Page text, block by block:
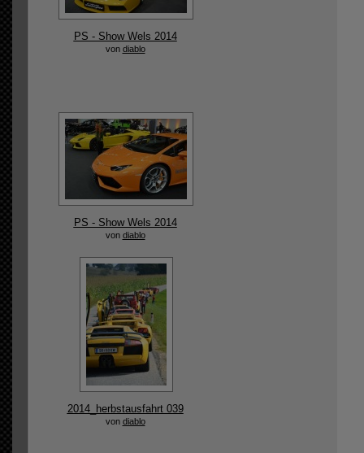
PS - Show Wels 2014
von diablo
PS - Show Wels 2014
von diablo
2014_herbstausfahrt 039
von diablo